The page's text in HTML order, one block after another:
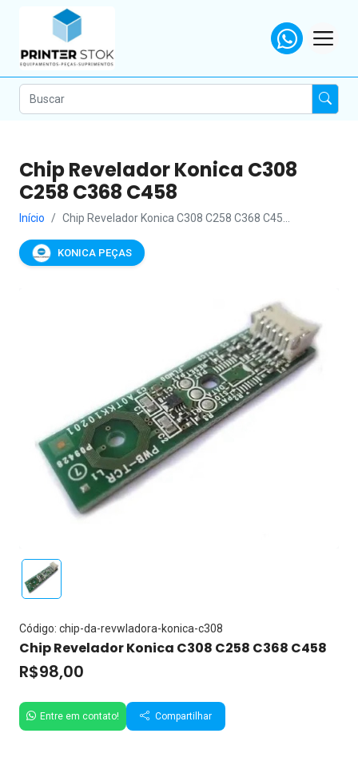
Chip Revelador Konica C308
C258 C368 C458
Início Chip Revelador Konica C308 C258 C368 C45...
KONICA PEÇAS
Código: chip-da-revwladora-konica-c308
Chip Revelador Konica C308 C258 C368 C458
R$98,00
Entre em contato! Compartilhar